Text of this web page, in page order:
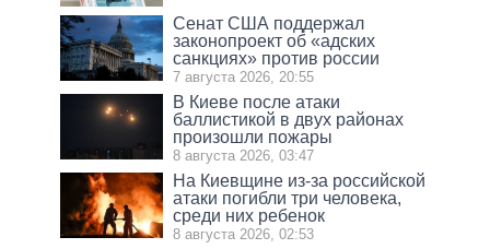
Сенат США поддержал
законопроект об «адских
санкциях» против россии
7 августа 2026, 20:55
В Киеве после атаки
баллистикой в двух районах
произошли пожары
8 августа 2026, 03:47
На Киевщине из-за российской
атаки погибли три человека,
среди них ребенок
8 августа 2026, 02:53